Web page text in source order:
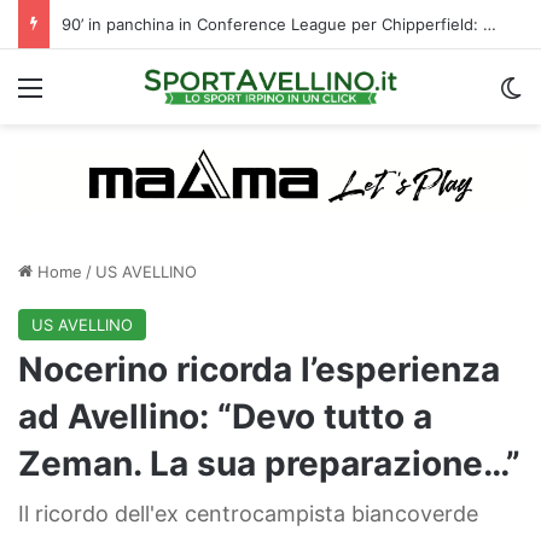
90’ in panchina in Conference League per Chipperfield: indizio di mercato per l’Avellino?
Menu
Home / US AVELLINO
US AVELLINO
Nocerino ricorda l’esperienza
ad Avellino: “Devo tutto a
Zeman. La sua preparazione…”
Il ricordo dell'ex centrocampista biancoverde